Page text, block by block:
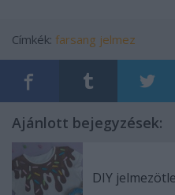
Címkék: farsang jelmez
Ajánlott bejegyzések:
DIY